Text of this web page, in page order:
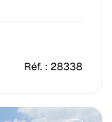
Réf. : 28338